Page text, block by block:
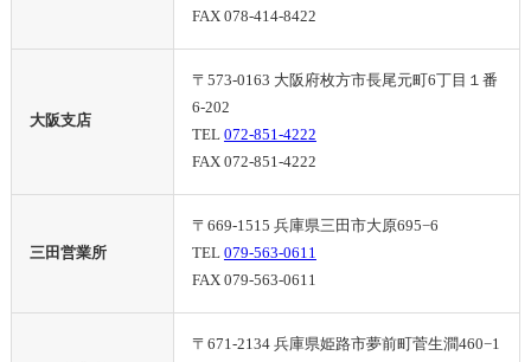
FAX 078-414-8422
大阪支店
〒573-0163 大阪府枚方市長尾元町6丁目１番
6-202
TEL 072-851-4222
FAX 072-851-4222
三田営業所
〒669-1515 兵庫県三田市大原695−6
TEL 079-563-0611
FAX 079-563-0611
〒671-2134 兵庫県姫路市夢前町菅生澗460−1